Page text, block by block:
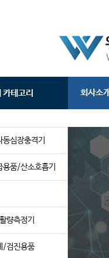
카테고리 회사소개
심장충격기
품/산소호흡기
량측정기
/검진용품